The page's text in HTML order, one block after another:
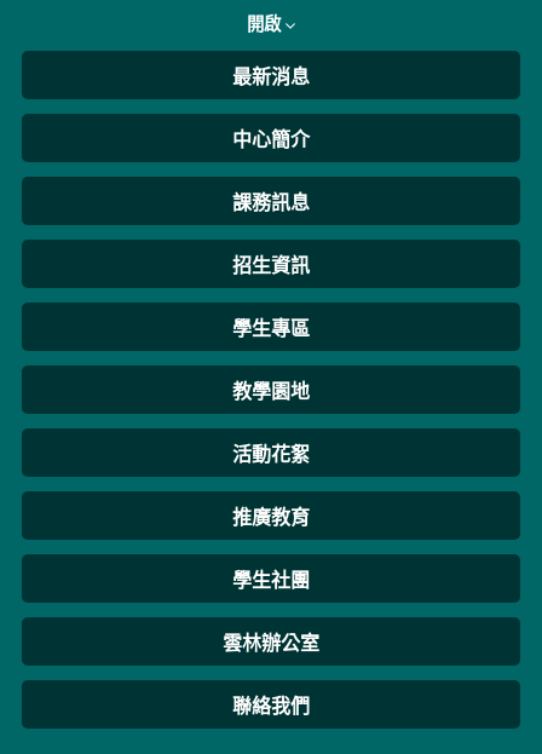
開啟
最新消息
中心簡介
課務訊息
招生資訊
學生專區
教學園地
活動花絮
推廣教育
學生社團
雲林辦公室
聯絡我們